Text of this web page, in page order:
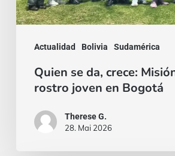
Actualidad Bolivia Sudamérica
rostro
joven
Quien se da, crece:
rostro joven en Bogotá
Therese G.
28. Mai 2026